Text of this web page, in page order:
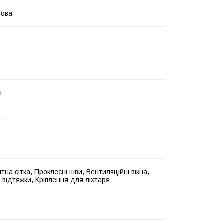
сітка, Проклеєні шви, Вентиляційні вікна,
Кріплення для ліхтаря